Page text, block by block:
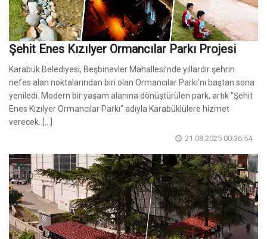
Şehit Enes Kızılyer Ormancılar Parkı Projesi
Karabük Belediyesi, Beşbinevler Mahallesi’nde yıllardır şehrin
nefes alan noktalarından biri olan Ormancılar Parkı’nı baştan sona
yeniledi. Modern bir yaşam alanına dönüştürülen park, artık "Şehit
Enes Kızılyer Ormancılar Parkı" adıyla Karabüklülere hizmet
verecek. [...]
21.08.2025 00:36:54